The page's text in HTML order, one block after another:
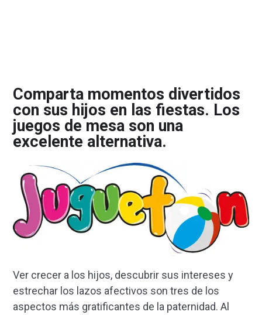
Comparta momentos divertidos
con sus hijos en las fiestas. Los
juegos de mesa son una
excelente alternativa.
Ver crecer a los hijos, descubrir sus intereses y
estrechar los lazos afectivos son tres de los
aspectos más gratificantes de la paternidad. Al